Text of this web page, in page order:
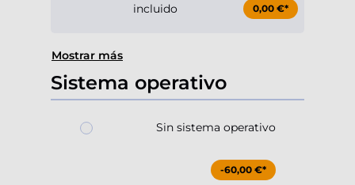
incluido 0,00 €*
Mostrar más
Sistema operativo
Sin sistema operativo
-60,00 €*